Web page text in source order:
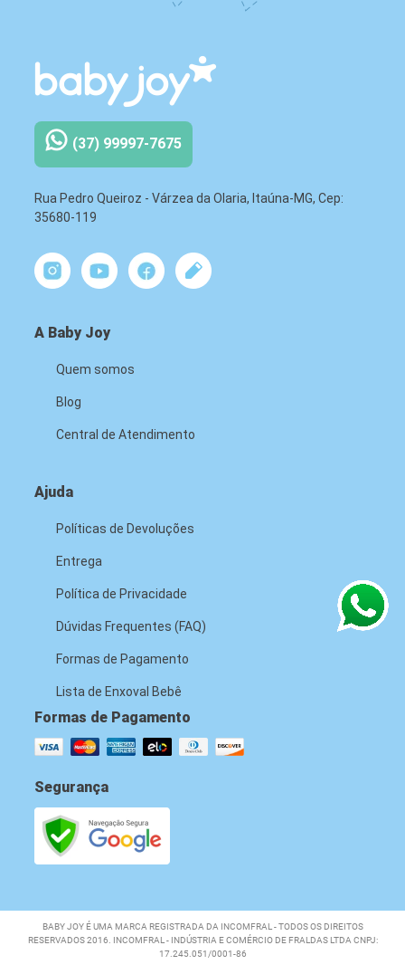
(37) 99997-7675
Rua Pedro Queiroz - Várzea da Olaria, Itaúna-MG, Cep:
35680-119
A Baby Joy
Quem somos
Blog
Central de Atendimento
Ajuda
Políticas de Devoluções
Entrega
Política de Privacidade
Dúvidas Frequentes (FAQ)
Formas de Pagamento
Lista de Enxoval Bebê
Formas de Pagamento
Segurança
BABY JOY É UMA MARCA REGISTRADA DA INCOMFRAL - TODOS OS DIREITOS
RESERVADOS 2016. INCOMFRAL - INDÚSTRIA E COMÉRCIO DE FRALDAS LTDA CNPJ:
17.245.051/0001-86